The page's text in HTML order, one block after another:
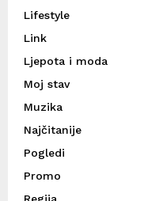
Lifestyle
Link
Ljepota i moda
Moj stav
Muzika
Najčitanije
Pogledi
Promo